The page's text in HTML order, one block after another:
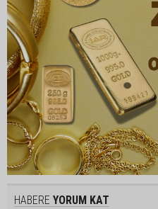
HABERE YORUM KAT